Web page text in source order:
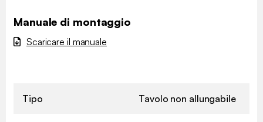
Manuale di montaggio
Scaricare il manuale
Tipo Tavolo non allungabile